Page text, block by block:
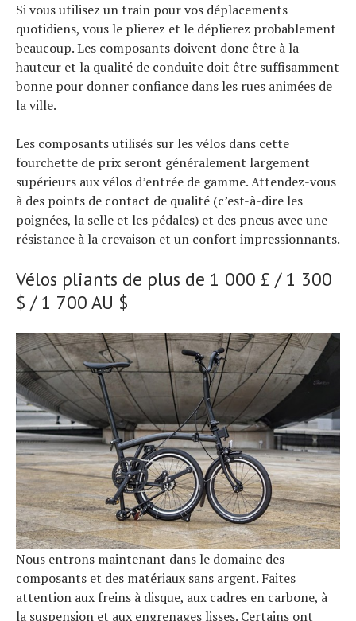
Si vous utilisez un train pour vos déplacements
quotidiens, vous le plierez et le déplierez probablement
beaucoup. Les composants doivent donc être à la
hauteur et la qualité de conduite doit être suffisamment
bonne pour donner confiance dans les rues animées de
la ville.
Les composants utilisés sur les vélos dans cette
fourchette de prix seront généralement largement
supérieurs aux vélos d’entrée de gamme. Attendez-vous
à des points de contact de qualité (c’est-à-dire les
poignées, la selle et les pédales) et des pneus avec une
résistance à la crevaison et un confort impressionnants.
Vélos pliants de plus de 1 000 £ / 1 300
$ / 1 700 AU $
Nous entrons maintenant dans le domaine des
composants et des matériaux sans argent. Faites
attention aux freins à disque, aux cadres en carbone, à
la suspension et aux engrenages lisses. Certains ont